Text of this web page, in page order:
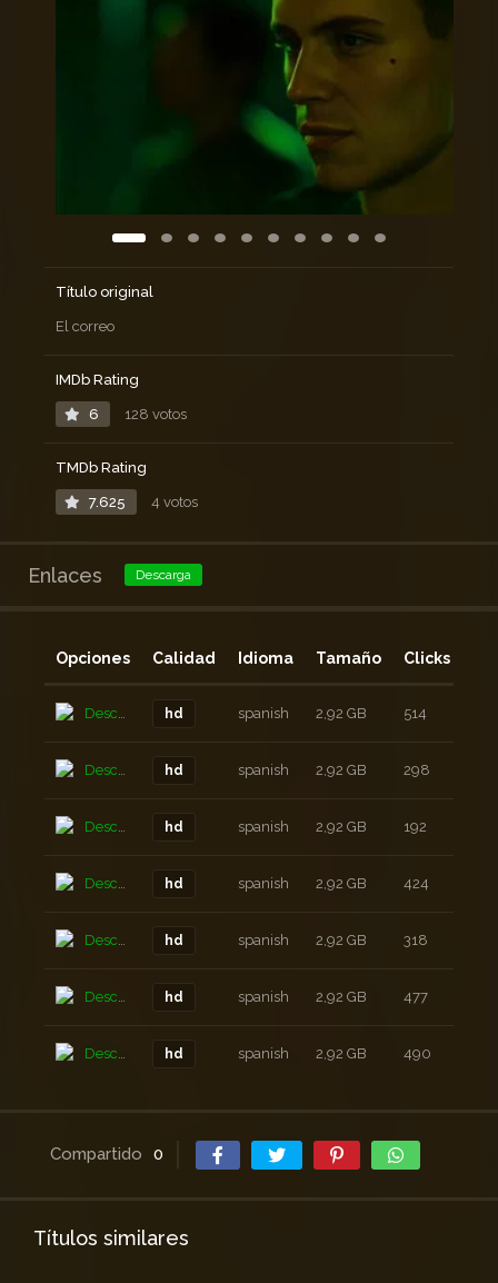
Título original
El correo
IMDb Rating
6 128 votos
TMDb Rating
7.625 4 votos
Enlaces Descarga
Opciones Calidad Idioma Tamaño Clicks
Descarga hd spanish 2,92 GB 514
Descarga hd spanish 2,92 GB 298
Descarga hd spanish 2,92 GB 192
Descarga hd spanish 2,92 GB 424
Descarga hd spanish 2,92 GB 318
Descarga hd spanish 2,92 GB 477
Descarga hd spanish 2,92 GB 490
Compartido 0
Títulos similares